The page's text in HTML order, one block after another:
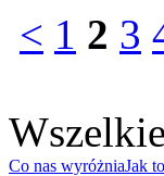
< 1 2 3
Co nas wyróżniaJak